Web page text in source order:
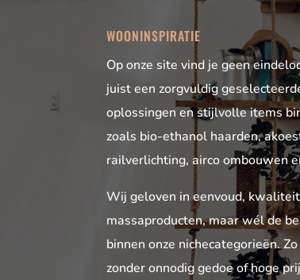
WOONINSPIRATIE
Op onze site vind je geen
juist een zorgvuldig
oplossingen en stijlvolle items
zoals bio-ethanol haarden,
railverlichting, airco ombouwen
Wij geloven in eenvoud,
massaproducten, maar wél de
binnen onze nichecategorieën.
zonder onnodig gedoe of hoge